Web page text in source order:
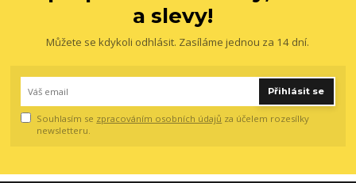
a slevy!
Můžete se kdykoli odhlásit. Zasíláme jednou za 14 dní.
Přihlásit se
Souhlasím se zpracováním osobních údajů za účelem rozesílky
newsletteru.